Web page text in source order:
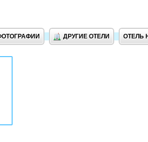
ДРУГИЕ ОТЕЛИ ОТЕЛЬ